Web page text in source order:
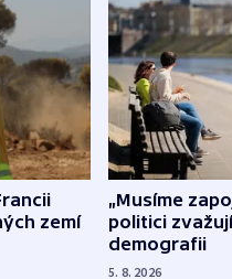
zemí
„Musíme
politici
demografii
5. 8. 2026